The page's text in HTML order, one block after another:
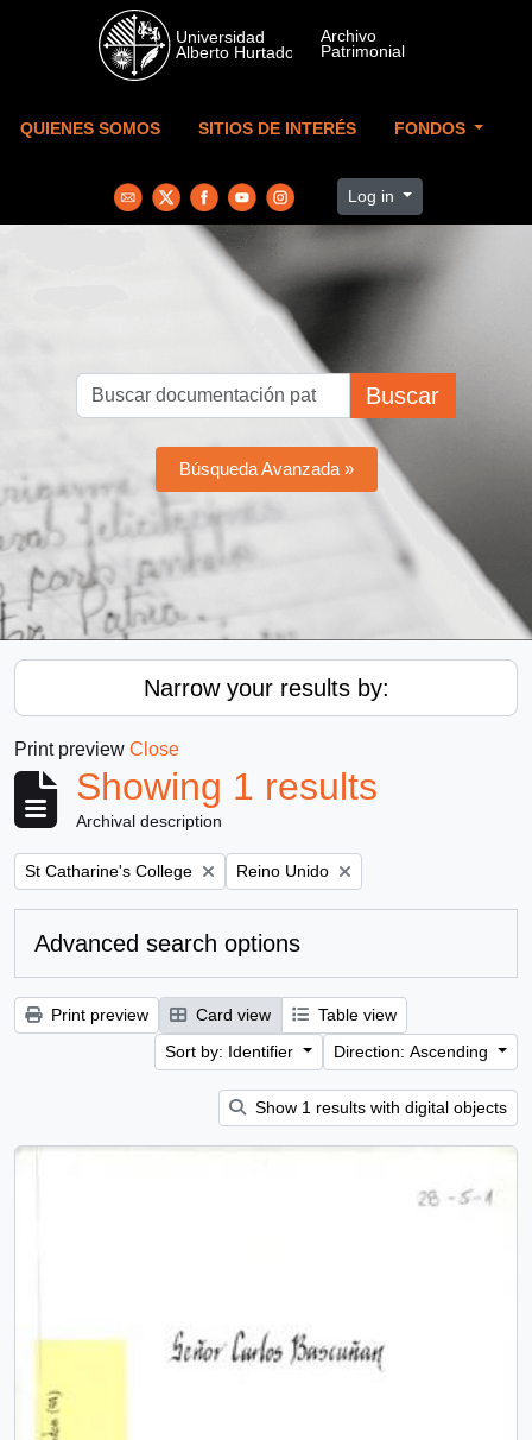
Skip to main content
QUIENES SOMOS SITIOS DE INTERÉS FONDOS
Log in
Buscar
Búsqueda Avanzada »
Narrow your results by:
Print preview Close
Showing 1 results
Archival description
Remove filter:
St Catharine's College Remove filter:
Reino Unido
Advanced search options
Print preview Card view
Table view
Sort by: Identifier
Direction: Ascending
Show 1 results with digital objects